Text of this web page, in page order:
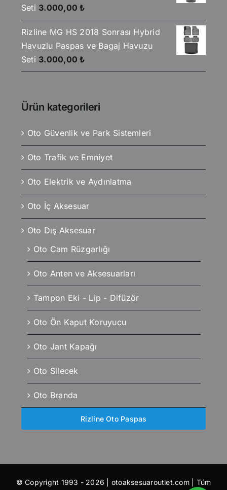
Seti 3.000,00 ₺
Rizline MG HS 2018 Sonrası Hybrid
Havuzlu Paspas ve Bagaj Havuzu
Seti 3.000,00 ₺
Ürün kategorileri
Oto Güvenlik ve Park Sistemleri
Oto Trafik ve Emniyet
Oto Elektrik ve Aydınlatma
Oto İç Aksesuar
Oto Dış Aksesuar
Oto Cam Rüzgarlığı
Oto Anten ve Aksesuarları
Tampon Eki - Lip - Difüzör
Oto Ön Kaput Koruyucu
Oto Jant Kapağı
Oto Silecek
Oto Branda
Rizline Oto Paspas
© Copyright 1993 - 2026 | otoaksesuaroutlet.com | Tüm